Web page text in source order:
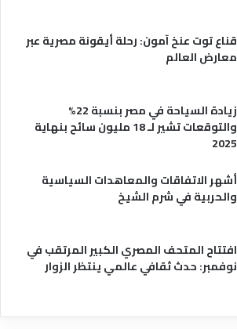
قناع توت عنخ آمون: رحلة أيقونة مصرية عبر
معارض العالم
زيادة السياحة في مصر بنسبة 22%
والتوقعات تشير لـ 18 مليون سائح بنهاية
2025
أشهر الاتفاقات والمعاهدات السياسية
والحربية في شرم الشيخ
افتتاح المتحف المصري الكبير المرتقب في
نوفمبر: حدث ثقافي عالمي ينتظر الزوار